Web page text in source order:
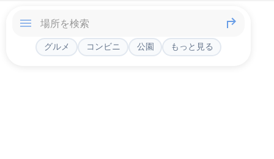
グルメ コンビニ 公園 もっと見る